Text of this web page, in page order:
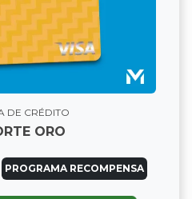
DE CRÉDITO
ORO
PROGRAMA RECOMPENSA